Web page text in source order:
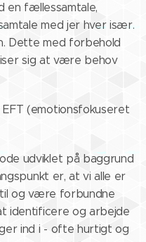
en fællessamtale,
med jer hver især.
Dette med forbehold
sig at være behov
(emotionsfokuseret
udviklet på baggrund
er, at vi alle er
og være forbundne
identificere og arbejde
ind i - ofte hurtigt og